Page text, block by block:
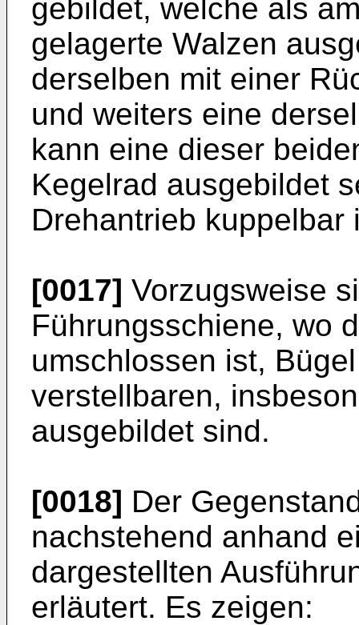
gebildet, welche als
gelagerte Walzen
derselben mit einer
und weiters eine
kann eine dieser
Kegelrad ausgebildet
Drehantrieb kuppelbar
[0017] Vorzugsweise
Führungsschiene, wo
umschlossen ist,
verstellbaren,
ausgebildet sind.
[0018] Der
nachstehend anhand
dargestellten
erläutert. Es zeigen: